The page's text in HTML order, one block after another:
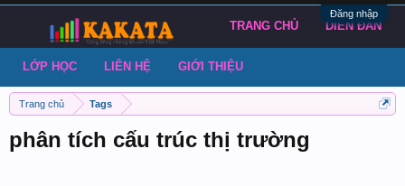
Đăng nhập
Trang chủ Tags
phân tích cấu trúc thị trường
TRANG CHỦ DIỄN ĐÀN
LỚP HỌC LIÊN HỆ GIỚI THIỆU